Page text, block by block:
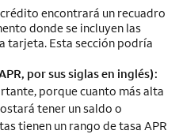
encontrará un recuadro
donde se incluyen las
tarjeta. Esta sección podría
por sus siglas en inglés):
porque cuanto más alta
tener un saldo o
tienen un rango de tasa APR